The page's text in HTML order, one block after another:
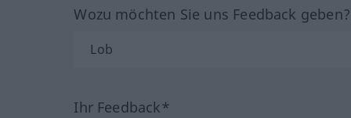
Wozu möchten Sie uns Feedback
Ihr Feedback*